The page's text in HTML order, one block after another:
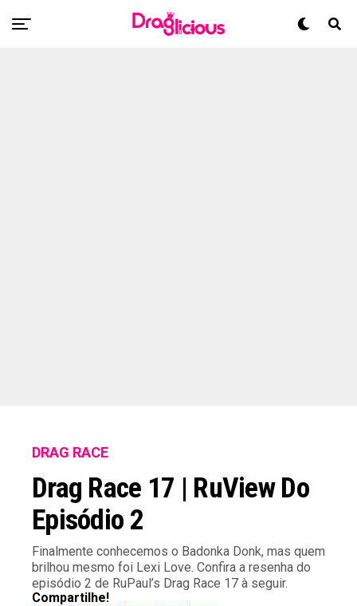
DRAG RACE
Drag Race 17 | RuView Do
Episódio 2
Finalmente conhecemos o Badonka Donk, mas quem
brilhou mesmo foi Lexi Love. Confira a resenha do
episódio 2 de RuPaul’s Drag Race 17 à seguir.
Compartilhe!